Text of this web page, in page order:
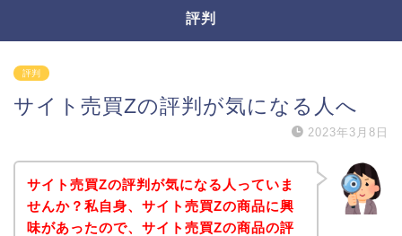
評判
評判
サイト売買Zの評判が気になる人へ
2023年3月8日
サイト売買Zの評判が気になる人っていま
せんか？私自身、サイト売買Zの商品に興
味があったので、サイト売買Zの商品の評